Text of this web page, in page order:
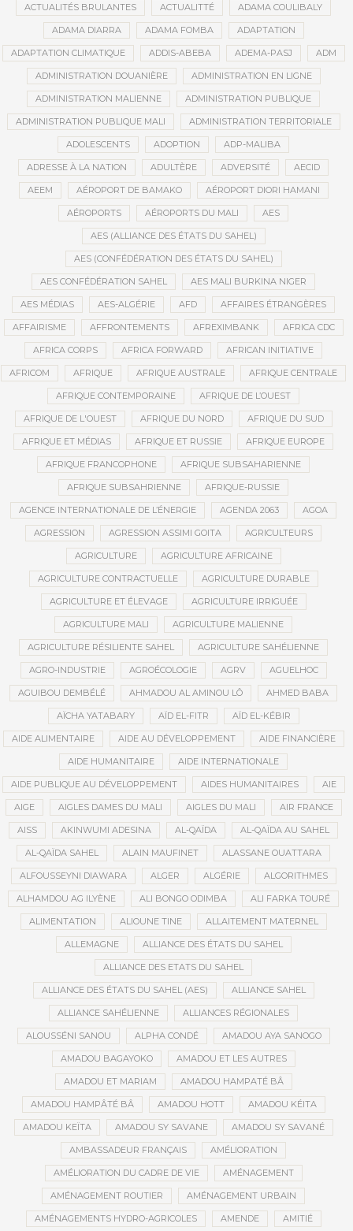
ACTUALITÉS BRULANTES ACTUALITTÉ ADAMA COULIBALY
ADAMA DIARRA ADAMA FOMBA ADAPTATION
ADAPTATION CLIMATIQUE ADDIS-ABEBA ADEMA-PASJ ADM
ADMINISTRATION DOUANIÈRE ADMINISTRATION EN LIGNE
ADMINISTRATION MALIENNE ADMINISTRATION PUBLIQUE
ADMINISTRATION PUBLIQUE MALI ADMINISTRATION TERRITORIALE
ADOLESCENTS ADOPTION ADP-MALIBA
ADRESSE À LA NATION ADULTÈRE ADVERSITÉ AECID
AEEM AÉROPORT DE BAMAKO AÉROPORT DIORI HAMANI
AÉROPORTS AÉROPORTS DU MALI AES
AES (ALLIANCE DES ÉTATS DU SAHEL)
AES (CONFÉDÉRATION DES ÉTATS DU SAHEL)
AES CONFÉDÉRATION SAHEL AES MALI BURKINA NIGER
AES MÉDIAS AES-ALGÉRIE AFD AFFAIRES ÉTRANGÈRES
AFFAIRISME AFFRONTEMENTS AFREXIMBANK AFRICA CDC
AFRICA CORPS AFRICA FORWARD AFRICAN INITIATIVE
AFRICOM AFRIQUE AFRIQUE AUSTRALE AFRIQUE CENTRALE
AFRIQUE CONTEMPORAINE AFRIQUE DE L’OUEST
AFRIQUE DE L'OUEST AFRIQUE DU NORD AFRIQUE DU SUD
AFRIQUE ET MÉDIAS AFRIQUE ET RUSSIE AFRIQUE EUROPE
AFRIQUE FRANCOPHONE AFRIQUE SUBSAHARIENNE
AFRIQUE SUBSAHRIENNE AFRIQUE-RUSSIE
AGENCE INTERNATIONALE DE L’ÉNERGIE AGENDA 2063 AGOA
AGRESSION AGRESSION ASSIMI GOITA AGRICULTEURS
AGRICULTURE AGRICULTURE AFRICAINE
AGRICULTURE CONTRACTUELLE AGRICULTURE DURABLE
AGRICULTURE ET ÉLEVAGE AGRICULTURE IRRIGUÉE
AGRICULTURE MALI AGRICULTURE MALIENNE
AGRICULTURE RÉSILIENTE SAHEL AGRICULTURE SAHÉLIENNE
AGRO-INDUSTRIE AGROÉCOLOGIE AGRV AGUELHOC
AGUIBOU DEMBÉLÉ AHMADOU AL AMINOU LÔ AHMED BABA
AÏCHA YATABARY AÏD EL-FITR AÏD EL-KÉBIR
AIDE ALIMENTAIRE AIDE AU DÉVELOPPEMENT AIDE FINANCIÈRE
AIDE HUMANITAIRE AIDE INTERNATIONALE
AIDE PUBLIQUE AU DÉVELOPPEMENT AIDES HUMANITAIRES AIE
AIGE AIGLES DAMES DU MALI AIGLES DU MALI AIR FRANCE
AISS AKINWUMI ADESINA AL-QAÏDA AL-QAÏDA AU SAHEL
AL-QAÏDA SAHEL ALAIN MAUFINET ALASSANE OUATTARA
ALFOUSSEYNI DIAWARA ALGER ALGÉRIE ALGORITHMES
ALHAMDOU AG ILYÈNE ALI BONGO ODIMBA ALI FARKA TOURÉ
ALIMENTATION ALIOUNE TINE ALLAITEMENT MATERNEL
ALLEMAGNE ALLIANCE DES ÉTATS DU SAHEL
ALLIANCE DES ETATS DU SAHEL
ALLIANCE DES ÉTATS DU SAHEL (AES) ALLIANCE SAHEL
ALLIANCE SAHÉLIENNE ALLIANCES RÉGIONALES
ALOUSSÉNI SANOU ALPHA CONDÉ AMADOU AYA SANOGO
AMADOU BAGAYOKO AMADOU ET LES AUTRES
AMADOU ET MARIAM AMADOU HAMPATÉ BÂ
AMADOU HAMPÂTÉ BÂ AMADOU HOTT AMADOU KÉITA
AMADOU KEÏTA AMADOU SY SAVANE AMADOU SY SAVANÉ
AMBASSADEUR FRANÇAIS AMÉLIORATION
AMÉLIORATION DU CADRE DE VIE AMÉNAGEMENT
AMÉNAGEMENT ROUTIER AMÉNAGEMENT URBAIN
AMÉNAGEMENTS HYDRO-AGRICOLES AMENDE AMITIÉ